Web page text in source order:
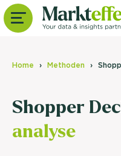
Home Methoden
Shopper
analyse